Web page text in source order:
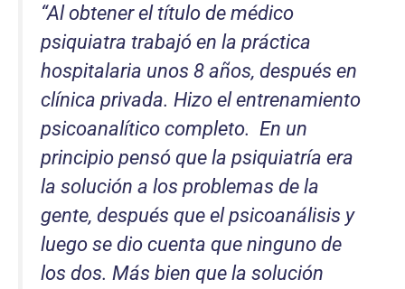
“Al obtener el título de médico
psiquiatra trabajó en la práctica
hospitalaria unos 8 años, después en
clínica privada. Hizo el entrenamiento
psicoanalítico completo. En un
principio pensó que la psiquiatría era
la solución a los problemas de la
gente, después que el psicoanálisis y
luego se dio cuenta que ninguno de
los dos. Más bien que la solución